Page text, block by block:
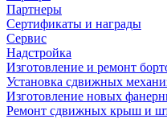
Партнеры
Сертификаты и награды
Сервис
Надстройка
Изготовление и ремонт
Установка сдвижных
Изготовление новых
Ремонт сдвижных крыш и